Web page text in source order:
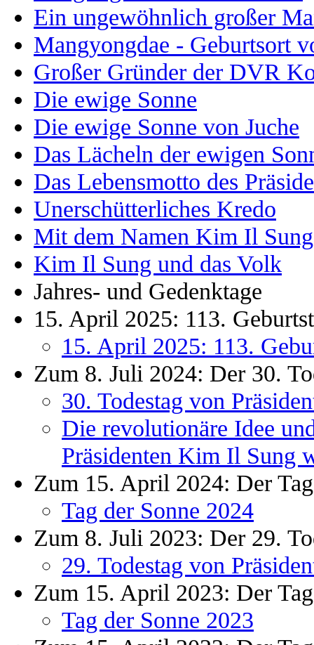
Ein ungewöhnlich großer
Mangyongdae - Geburtsort
Großer Gründer der DVR
Die ewige Sonne
Die ewige Sonne von Juche
Das Lächeln der ewigen
Das Lebensmotto des
Unerschütterliches Kredo
Mit dem Namen Kim Il Sung
Kim Il Sung und das Volk
Jahres- und Gedenktage
15. April 2025: 113.
15. April 2025: 113.
Zum 8. Juli 2024: Der 30.
30. Todestag von
Die revolutionäre Idee
Präsidenten Kim Il Sung
Zum 15. April 2024: Der
Tag der Sonne 2024
Zum 8. Juli 2023: Der 29.
29. Todestag von
Zum 15. April 2023: Der
Tag der Sonne 2023